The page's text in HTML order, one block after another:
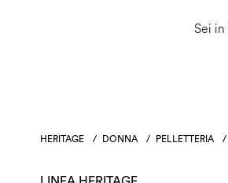
Sei in
Uomo
HERITAGE / DONNA / PELLETTERIA /